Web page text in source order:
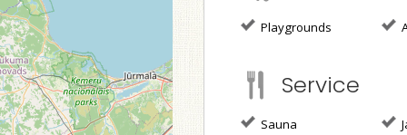
Playgrounds
Service
Sauna